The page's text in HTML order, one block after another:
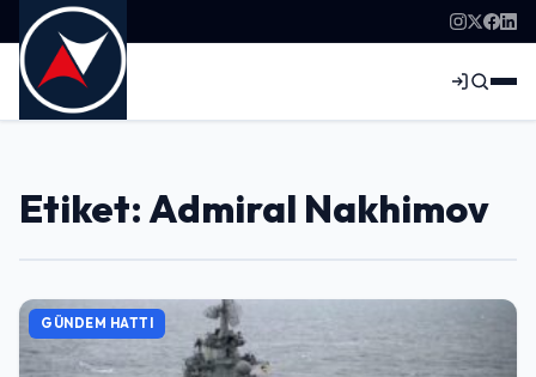
Etiket: Admiral Nakhimov
GÜNDEM HATTI